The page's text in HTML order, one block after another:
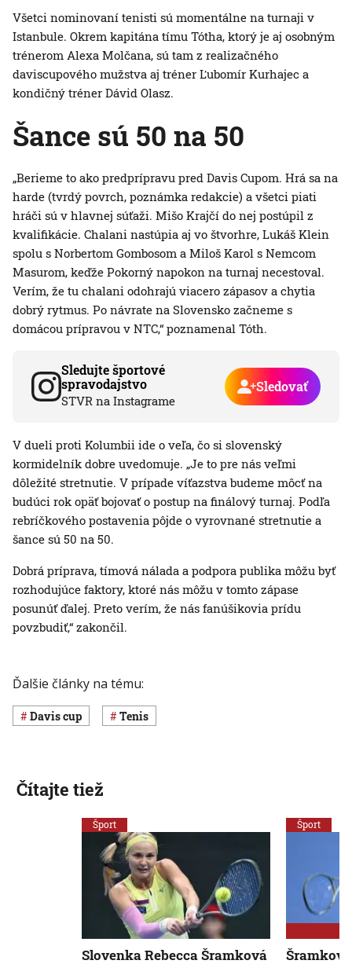
Všetci nominovaní tenisti sú momentálne na turnaji v
Istanbule. Okrem kapitána tímu Tótha, ktorý je aj osobným
trénerom Alexa Molčana, sú tam z realizačného
daviscupového mužstva aj tréner Ľubomír Kurhajec a
kondičný tréner Dávid Olasz.
Šance sú 50 na 50
„Berieme to ako predprípravu pred Davis Cupom. Hrá sa na
harde (tvrdý povrch, poznámka redakcie) a všetci piati
hráči sú v hlavnej súťaži. Mišo Krajčí do nej postúpil z
kvalifikácie. Chalani nastúpia aj vo štvorhre, Lukáš Klein
spolu s Norbertom Gombosom a Miloš Karol s Nemcom
Masurom, keďže Pokorný napokon na turnaj necestoval.
Verím, že tu chalani odohrajú viacero zápasov a chytia
dobrý rytmus. Po návrate na Slovensko začneme s
domácou prípravou v NTC,“ poznamenal Tóth.
Sledujte športové
spravodajstvo
STVR na Instagrame
Sledovať
V dueli proti Kolumbii ide o veľa, čo si slovenský
kormidelník dobre uvedomuje. „Je to pre nás veľmi
dôležité stretnutie. V prípade víťazstva budeme môcť na
budúci rok opäť bojovať o postup na finálový turnaj. Podľa
rebríčkového postavenia pôjde o vyrovnané stretnutie a
šance sú 50 na 50.
Dobrá príprava, tímová nálada a podpora publika môžu byť
rozhodujúce faktory, ktoré nás môžu v tomto zápase
posunúť ďalej. Preto verím, že nás fanúšikovia prídu
povzbudiť,“ zakončil.
Ďalšie články na tému:
Davis cup Tenis
Čítajte tiež
Šport
Slovenka Rebecca Šramková
Šport